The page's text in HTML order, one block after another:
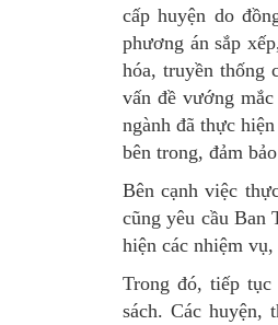
cấp huyện do
phương án sắp
hóa, truyền thống
vấn đề vướng
ngành đã thực
bên trong, đảm
​Bên cạnh việc
cũng yêu cầu Ban
hiện các nhiệm
Trong đó, tiếp
sách. Các huyện,